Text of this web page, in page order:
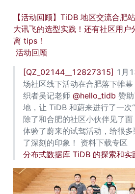
【活动回顾】TiDB 地区交流合肥
大讯飞的选型实践！还有社区用户
离 tips！
活动回顾
[QZ_02144__12827315] 1月
场社区线下活动在合肥落下帷
织者吴记老师 @hello_tidb 赞
地，让 TiDB 和蔚来进行了一次“
除了和合肥的社区小伙伴见了
体验了蔚来的试驾活动，给很
了深刻的印象！ 资料下载专区
分布式数据库 TiDB 的探索和